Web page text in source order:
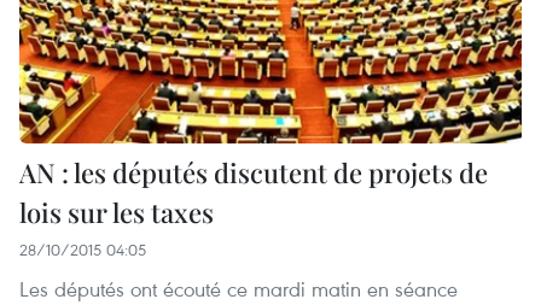
AN : les députés discutent de projets de
lois sur les taxes
28/10/2015 04:05
Les députés ont écouté ce mardi matin en séance